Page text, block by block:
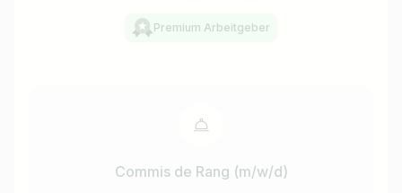
Premium Arbeitgeber
Commis de Rang (m/w/d)